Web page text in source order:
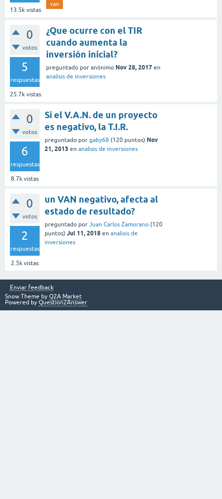
13.5k vistas
van
0
votos
5
respuestas
25.7k vistas
¿Que ocurre con el TIR
cuando aumenta la
inversión inicial?
preguntado por anónimo Nov 28, 2017 en
analisis de inversiones
0
votos
6
respuestas
8.7k vistas
Si el V.A.N. de un proyecto
es negativo, la T.I.R.
preguntado por gaby68 (120 puntos) Nov
21, 2013 en analisis de inversiones
0
votos
2
respuestas
2.5k vistas
un VAN negativo, afecta al
estado de resultado?
preguntado por Juan Carlos Zamorano (120
puntos) Jul 11, 2018 en analisis de
inversiones
Enviar feedback
Snow Theme by Q2A Market
Powered by Question2Answer